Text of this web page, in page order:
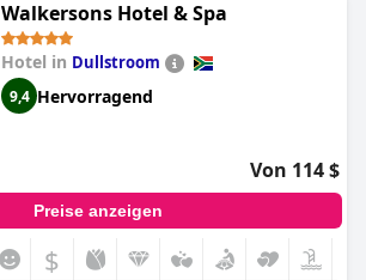
Walkersons Hotel & Spa
Hotel in Dullstroom
9,4 Hervorragend
Von 114 $
Preise anzeigen
$